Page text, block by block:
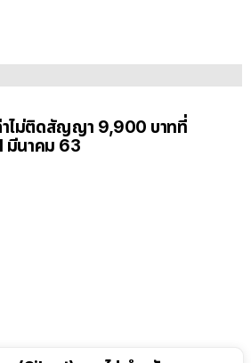
าไม่ติดสัญญา 9,900 บาทที่
มีนาคม 63